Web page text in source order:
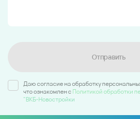
Отправить
Даю согласие на обработку
что ознакомлен c Политикой обработки
"ВКБ-Новостройки